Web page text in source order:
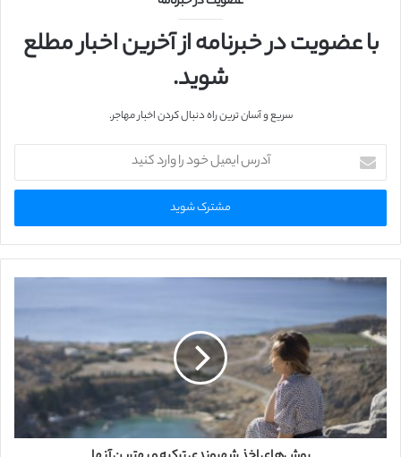
با عضویت در خبرنامه از آخرین اخبار مطلع
شوید.
سریع و آسان ترین راه دنبال کردن اخبار مهاجر.
ر
ا
ی
م
ی
خ
و
د
ر
ا
و
ا